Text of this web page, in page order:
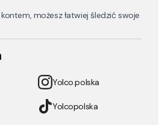
możesz łatwiej śledzić swoje
Yolco.polska
Yolcopolska